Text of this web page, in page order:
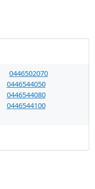
0446502070
0446544050
0446544080
0446544100